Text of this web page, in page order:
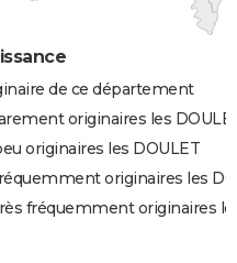
de ce département
originaires les
originaires les DOULET
originaires les
fréquemment originaires